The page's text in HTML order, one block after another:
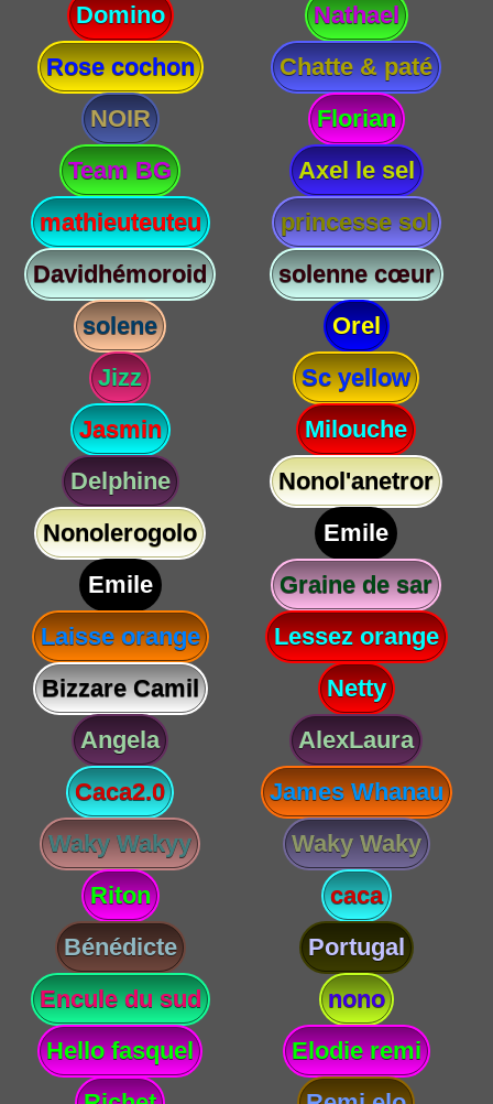
Domino
Nathael
Rose cochon
Chatte & paté
NOIR
Florian
Team BG
Axel le sel
mathieuteuteu
princesse sol
Davidhémoroid
solenne cœur
solene
Orel
Jizz
Sc yellow
Jasmin
Milouche
Delphine
Nonol'anetror
Nonolerogolo
Emile
Emile
Graine de sar
Laisse orange
Lessez orange
Bizzare Camil
Netty
Angela
AlexLaura
Caca2.0
James Whanau
Waky Wakyy
Waky Waky
Riton
caca
Bénédicte
Portugal
Encule du sud
nono
Hello fasquel
Elodie remi